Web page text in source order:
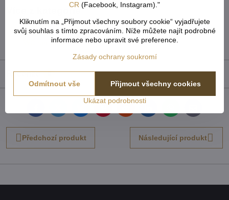
Více z kategorie
Koupelna - koupelnové předložky, doplňky, ručníky
WC sedátka Bytový textil
Recenze 0
mail
Předchozí produkt Následující produkt
CR (Facebook, Instagram)."
Kliknutím na „Přijmout všechny soubory cookie“ vyjadřujete
svůj souhlas s tímto zpracováním. Níže můžete najít podrobné
informace nebo upravit své preference.
Zásady ochrany soukromí
Ukázat podrobnosti
Přijmout všechny cookies
Odmítnout vše